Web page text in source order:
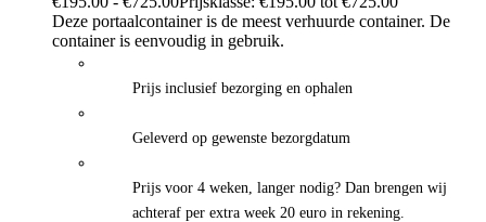
Deze portaalcontainer is de meest verhuurde container. De
container is eenvoudig in gebruik.
Prijs inclusief bezorging en ophalen
Geleverd op gewenste bezorgdatum
Prijs voor 4 weken, langer nodig? Dan brengen wij
achteraf per extra week 20 euro in rekening.